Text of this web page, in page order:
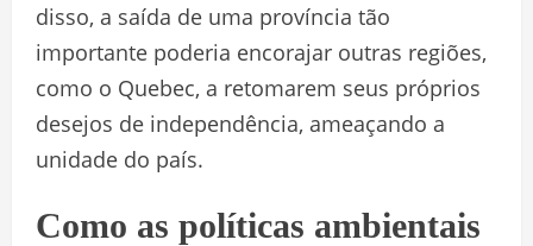
disso, a saída de uma província tão
importante poderia encorajar outras regiões,
como o Quebec, a retomarem seus próprios
desejos de independência, ameaçando a
unidade do país.
Como as políticas ambientais